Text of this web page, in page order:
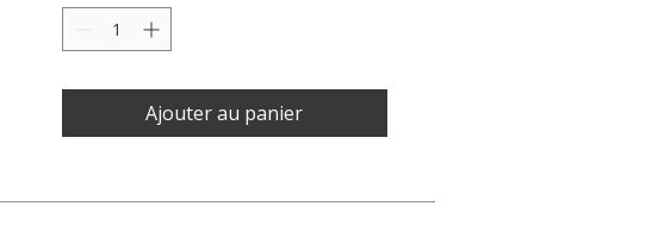
Ajouter au panier